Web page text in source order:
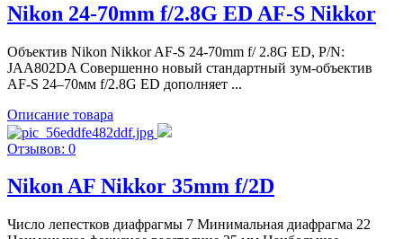
Nikon 24-70mm f/2.8G ED AF-S Nikkor
Объектив Nikon Nikkor AF-S 24-70mm f/ 2.8G ED, P/N:
JAA802DA Совершенно новый стандартный зум-объектив
AF-S 24–70мм f/2.8G ED дополняет ...
Описание товара
Отзывов: 0
Nikon AF Nikkor 35mm f/2D
Число лепестков диафрагмы 7 Минимальная диафрагма 22